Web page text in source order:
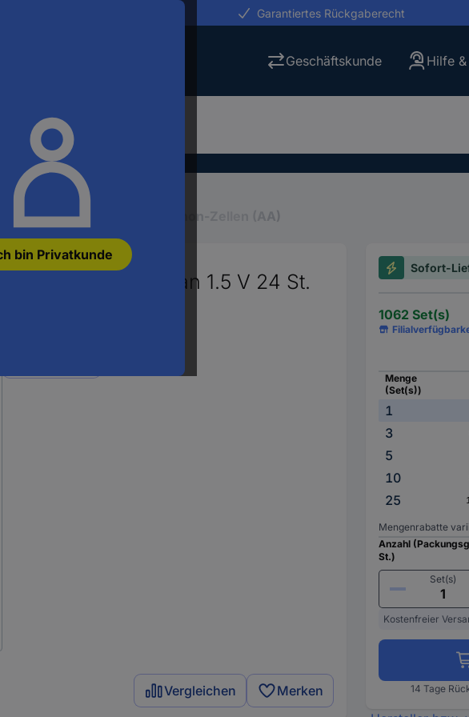
bin Privatkunde
Garantiertes Rückgaberecht
Geschäftskunde Hilfe
& Batterien Mignon-Zellen (AA)
Alkali-Mangan 1.5 V 24 St.
Vergleichen Merken
Sofort-
1062 Set(s)
Menge
(Set(s))
1
3
5
10
25
Mengenrabatte
Anzahl
St.)
Set(s)
Kostenfreier
14 Tage